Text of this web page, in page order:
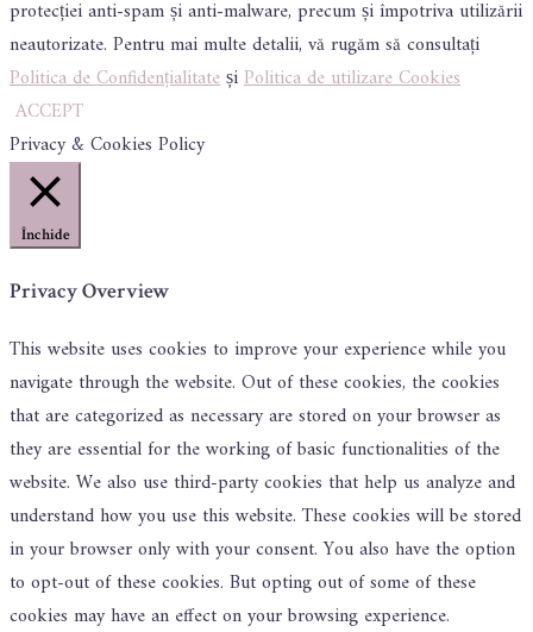
protecției anti-spam și anti-malware, precum și împotriva utilizării
neautorizate. Pentru mai multe detalii, vă rugăm să consultați
Politica de ConfidențialitateșiPolitica de utilizare Cookies
ACCEPT
Privacy & Cookies Policy
Închide
Privacy Overview
This website uses cookies to improve your experience while you
navigate through the website. Out of these cookies, the cookies
that are categorized as necessary are stored on your browser as
they are essential for the working of basic functionalities of the
website. We also use third-party cookies that help us analyze and
understand how you use this website. These cookies will be stored
in your browser only with your consent. You also have the option
to opt-out of these cookies. But opting out of some of these
cookies may have an effect on your browsing experience.